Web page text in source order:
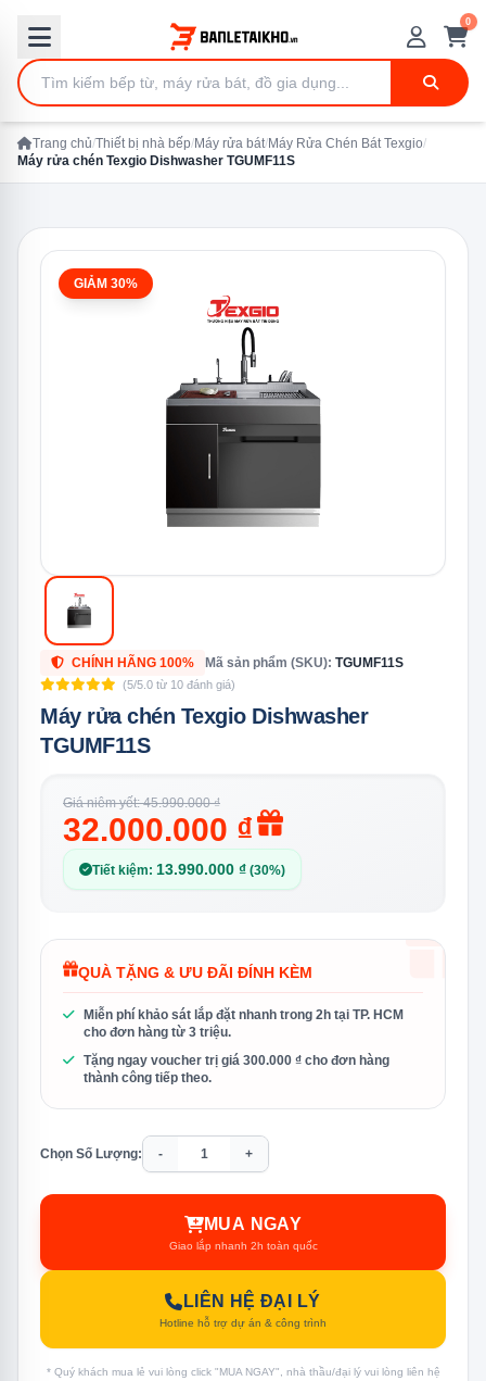
0
Trang chủ/Thiết bị nhà bếp/Máy rửa bát/Máy Rửa Chén Bát Texgio/
Máy rửa chén Texgio Dishwasher TGUMF11S
GIẢM 30%
CHÍNH HÃNG 100% Mã sản phẩm (SKU): TGUMF11S
(5/5.0 từ 10 đánh giá)
Máy rửa chén Texgio Dishwasher
TGUMF11S
Giá niêm yết: 45.990.000 ₫
32.000.000 ₫
Tiết kiệm: 13.990.000 ₫ (30%)
QUÀ TẶNG & ƯU ĐÃI ĐÍNH KÈM
Miễn phí khảo sát lắp đặt nhanh trong 2h tại TP. HCM
cho đơn hàng từ 3 triệu.
Tặng ngay voucher trị giá 300.000 ₫ cho đơn hàng
thành công tiếp theo.
Chọn Số Lượng: - +
MUA NGAY
Giao lắp nhanh 2h toàn quốc
LIÊN HỆ ĐẠI LÝ
Hotline hỗ trợ dự án & công trình
* Quý khách mua lẻ vui lòng click "MUA NGAY", nhà thầu/đại lý vui lòng liên hệ